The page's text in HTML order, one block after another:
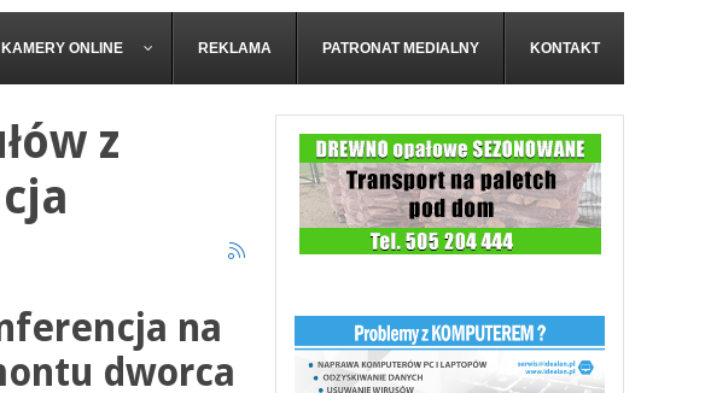
KAMERY ONLINE REKLAMA PATRONAT MEDIALNY KONTAKT
z
na
dworca